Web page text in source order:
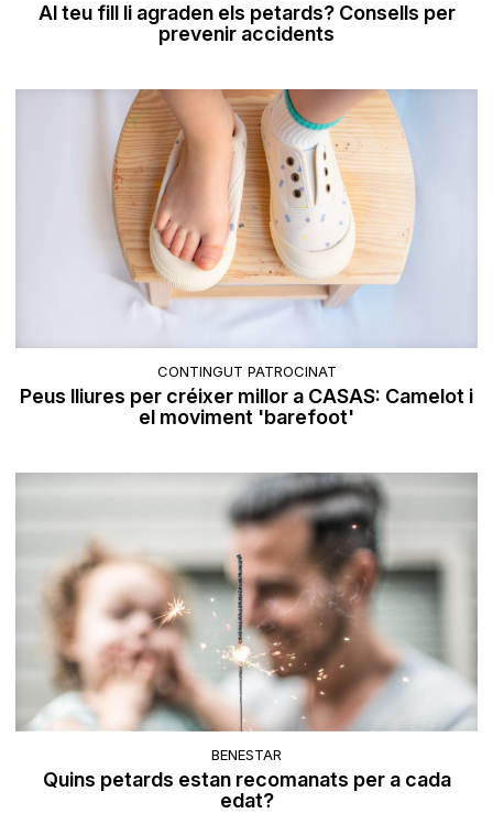
Al teu fill li agraden els petards? Consells per
prevenir accidents
CONTINGUT PATROCINAT
Peus lliures per créixer millor a CASAS: Camelot i
el moviment 'barefoot'
BENESTAR
Quins petards estan recomanats per a cada
edat?